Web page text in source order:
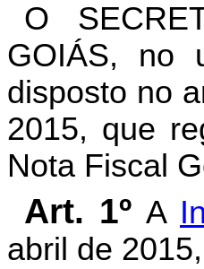
O
GOIÁS, no
disposto no
2015, que
Nota Fiscal
Art. 1º A
abril de